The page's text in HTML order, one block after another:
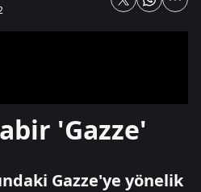
'Gazze'
Gazze'ye yönelik